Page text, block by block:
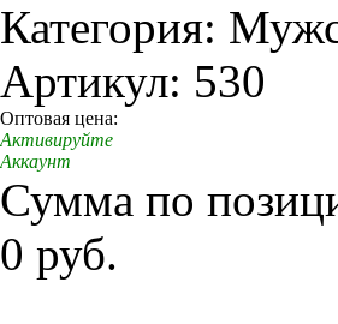
Категория:
Артикул: 530
Оптовая цена:
Активируйте
Аккаунт
Сумма по
0 руб.